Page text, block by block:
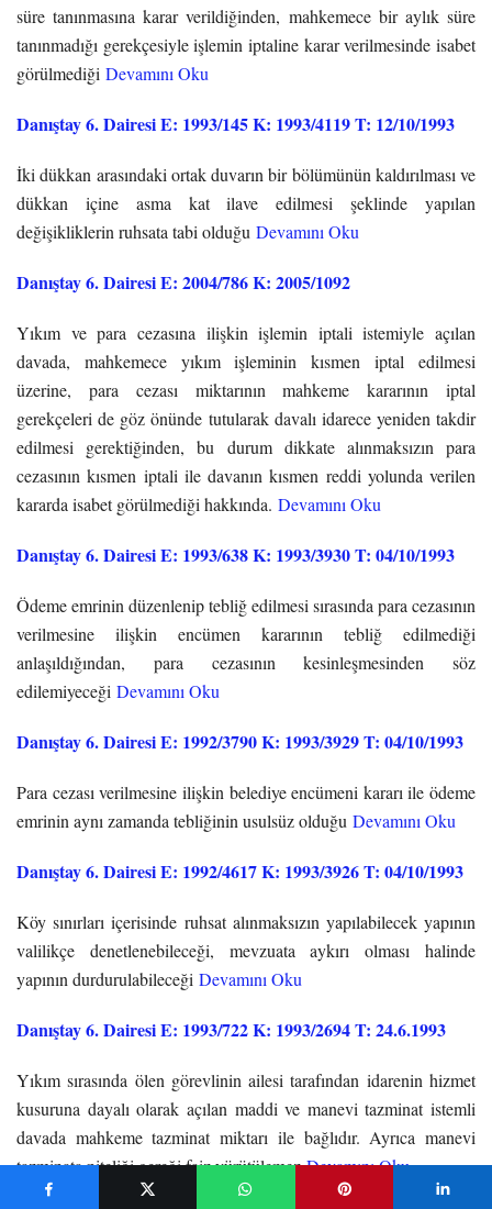
süre tanınmasına karar verildiğinden, mahkemece bir aylık süre
tanınmadığı gerekçesiyle işlemin iptaline karar verilmesinde isabet
görülmediği Devamını Oku
Danıştay 6. Dairesi E: 1993/145 K: 1993/4119 T: 12/10/1993
İki dükkan arasındaki ortak duvarın bir bölümünün kaldırılması ve
dükkan içine asma kat ilave edilmesi şeklinde yapılan
değişikliklerin ruhsata tabi olduğu Devamını Oku
Danıştay 6. Dairesi E: 2004/786 K: 2005/1092
Yıkım ve para cezasına ilişkin işlemin iptali istemiyle açılan
davada, mahkemece yıkım işleminin kısmen iptal edilmesi
üzerine, para cezası miktarının mahkeme kararının iptal
gerekçeleri de göz önünde tutularak davalı idarece yeniden takdir
edilmesi gerektiğinden, bu durum dikkate alınmaksızın para
cezasının kısmen iptali ile davanın kısmen reddi yolunda verilen
kararda isabet görülmediği hakkında. Devamını Oku
Danıştay 6. Dairesi E: 1993/638 K: 1993/3930 T: 04/10/1993
Ödeme emrinin düzenlenip tebliğ edilmesi sırasında para cezasının
verilmesine ilişkin encümen kararının tebliğ edilmediği
anlaşıldığından, para cezasının kesinleşmesinden söz
edilemiyeceği Devamını Oku
Danıştay 6. Dairesi E: 1992/3790 K: 1993/3929 T: 04/10/1993
Para cezası verilmesine ilişkin belediye encümeni kararı ile ödeme
emrinin aynı zamanda tebliğinin usulsüz olduğu Devamını Oku
Danıştay 6. Dairesi E: 1992/4617 K: 1993/3926 T: 04/10/1993
Köy sınırları içerisinde ruhsat alınmaksızın yapılabilecek yapının
valilikçe denetlenebileceği, mevzuata aykırı olması halinde
yapının durdurulabileceği Devamını Oku
Danıştay 6. Dairesi E: 1993/722 K: 1993/2694 T: 24.6.1993
Yıkım sırasında ölen görevlinin ailesi tarafından idarenin hizmet
kusuruna dayalı olarak açılan maddi ve manevi tazminat istemli
davada mahkeme tazminat miktarı ile bağlıdır. Ayrıca manevi
tazminata niteliği gereği faiz yürütülemezDevamını Oku